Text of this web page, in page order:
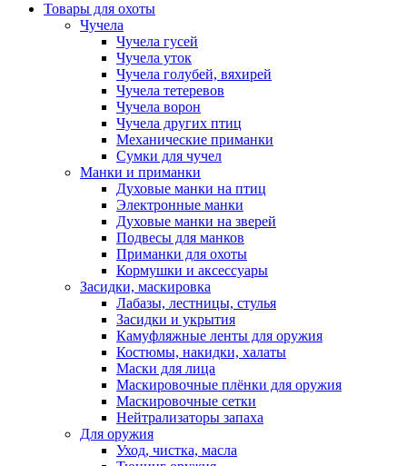
Товары для охоты
Чучела
Чучела гусей
Чучела уток
Чучела голубей, вяхирей
Чучела тетеревов
Чучела ворон
Чучела других птиц
Механические приманки
Сумки для чучел
Манки и приманки
Духовые манки на птиц
Электронные манки
Духовые манки на зверей
Подвесы для манков
Приманки для охоты
Кормушки и аксессуары
Засидки, маскировка
Лабазы, лестницы, стулья
Засидки и укрытия
Камуфляжные ленты для оружия
Костюмы, накидки, халаты
Маски для лица
Маскировочные плёнки для оружия
Маскировочные сетки
Нейтрализаторы запаха
Для оружия
Уход, чистка, масла